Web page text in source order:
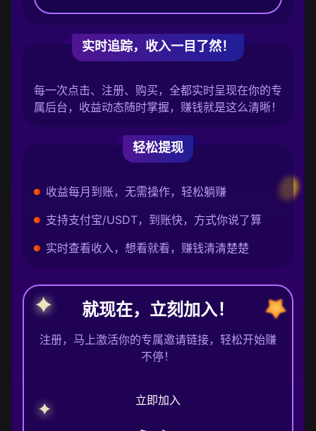
实时追踪，收入一目了然！
每一次点击、注册、购买，全都实时呈现在你的专
属后台，收益动态随时掌握，赚钱就是这么清晰！
轻松提现
收益每月到账，无需操作，轻松躺赚
支持支付宝/USDT，到账快，方式你说了算
实时查看收入，想看就看，赚钱清清楚楚
就现在，立刻加入！
注册，马上激活你的专属邀请链接，轻松开始赚
不停！
立即加入